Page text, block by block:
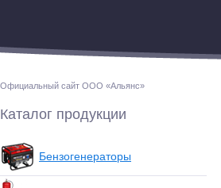
Официальный сайт ООО «Альянс»
Каталог продукции
Бензогенераторы